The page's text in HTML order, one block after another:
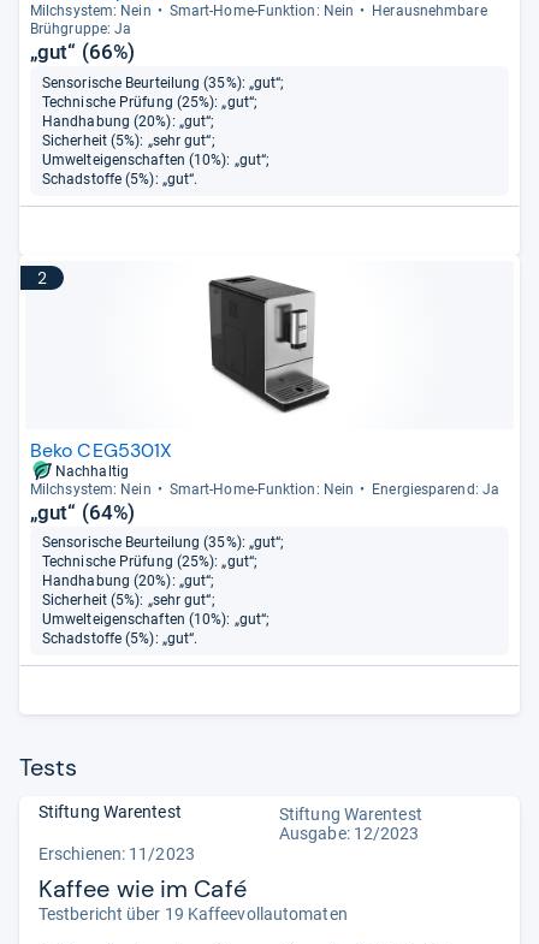
Milch­sys­tem: Nein Smart-​Home-​Funk­tion: Nein
Her­aus­nehm­bare
Brüh­gruppe: Ja
„gut“ (66%)
Sensorische Beurteilung (35%): „gut“;
Technische Prüfung (25%): „gut“;
Handhabung (20%): „gut“;
Sicherheit (5%): „sehr gut“;
Umwelteigenschaften (10%): „gut“;
Schadstoffe (5%): „gut“.
2
Beko CEG5301X
Nachhaltig
Milch­sys­tem: Nein
Smart-​Home-​Funk­tion: Nein Ener­gie­spa­rend: Ja
„gut“ (64%)
Sensorische Beurteilung (35%): „gut“;
Technische Prüfung (25%): „gut“;
Handhabung (20%): „gut“;
Sicherheit (5%): „sehr gut“;
Umwelteigenschaften (10%): „gut“;
Schadstoffe (5%): „gut“.
Tests
Stiftung Warentest
Stiftung Warentest
Ausgabe: 12/2023
Erschienen: 11/2023
Kaffee wie im Café
Testbericht über 19 Kaffeevollautomaten